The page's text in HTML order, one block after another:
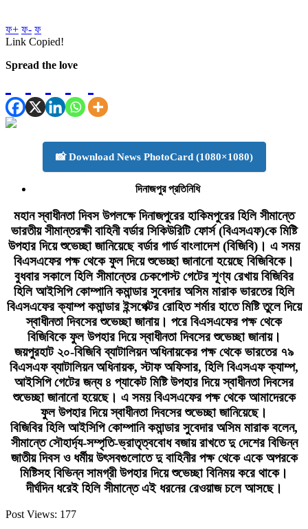
ফ+ ফ- ফ
Link Copied!
Spread the love
📸 Download News PhotoCard (1080×1080)
দিনাজপুর প্রতিনিধি
মহান স্বাধীনতা দিবস উপলক্ষে দিনাজপুরের হাকিমপুরের হিলি সীমান্তে
ভারতীয় সীমান্তরক্ষী বাহিনী বর্ডার সিকিউরিটি ফোর্স (বিএসএফ)কে মিষ্টি
উপহার দিয়ে শুভেচ্ছা জানিয়েছে বর্ডার গার্ড বাংলাদেশ (বিজিবি)। এ সময়
বিএসএফের পক্ষ থেকে ফুল দিয়ে শুভেচ্ছা জানানো হয়েছে বিজিবিকে।
বুধবার সকালে হিলি সীমান্তের চেকপোস্ট গেটের শূণ্য রেখায় বিজিবির
হিলি আইসিপি কোম্পানি কমান্ডার সুবেদার অসিম মারাক ভারতের হিলি
বিএসএফের ক্যাম্প কমান্ডার ইন্সপেক্টর রোহিত শর্মার হাতে মিষ্টি তুলে দিয়ে
স্বাধীনতা দিবসের শুভেচ্ছা জানায়। পরে বিএসএফের পক্ষ থেকে
বিজিবিকে ফুল উপহার দিয়ে স্বাধীনতা দিবসের শুভেচ্ছা জানায়।
জয়পুরহাট ২০-বিজিবি ব্যাটালিয়ন অধিনায়কের পক্ষ থেকে ভারতের ৭৯
বিএসএফ ব্যাটালিয়ন অধিনায়ক, স্টাফ অফিসার, হিলি বিএসএফ ক্যাম্প,
আইসিপি গেটের জন্য ৪ প্যাকেট মিষ্টি উপহার দিয়ে স্বাধীনতা দিবসের
শুভেচ্ছা জানানো হয়েছে। এ সময় বিএসএফের পক্ষ থেকে আমাদেরকে
ফুল উপহার দিয়ে স্বাধীনতা দিবসের শুভেচ্ছা জানিয়েছে।
বিজিবির হিলি আইসিপি কোম্পানি কমান্ডার সুবেদার অসিম মারাক বলেন,
সীমান্তে সৌহার্দ্য-সম্পৃতি-ভ্রাতৃত্ববোধ বজায় রাখতে দু দেশের বিভিন্ন
জাতীয় দিবস ও ধর্মীয় উৎসবগুলোতে দু বাহিনীর পক্ষ থেকে একে অপরকে
মিষ্টিসহ বিভিন্ন সামগ্রী উপহার দিয়ে শুভেচ্ছা বিনিময় করে থাকে।
দীর্ঘদিন ধরেই হিলি সীমান্তে এই ধরনের রেওয়াজ চলে আসছে।
Post Views: 177